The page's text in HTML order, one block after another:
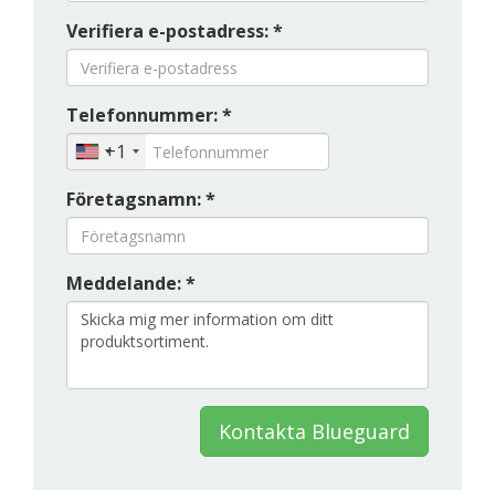
Verifiera e-postadress: *
Telefonnummer: *
+1
Företagsnamn: *
Meddelande: *
Kontakta Blueguard